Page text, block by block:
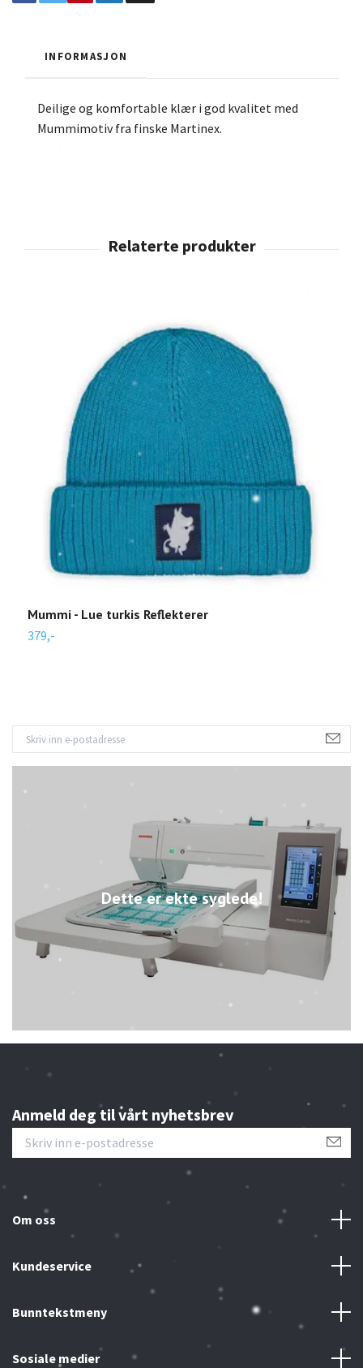
Dette er ekte syglede!
INFORMASJON
Deilige og komfortable klær i god kvalitet med
Mummimotiv fra finske Martinex.
Mummi - Lue turkis Reflekterer
379,-
Anmeld deg til vårt nyhetsbrev
Om oss
Kundeservice
Bunntekstmeny
Sosiale medier